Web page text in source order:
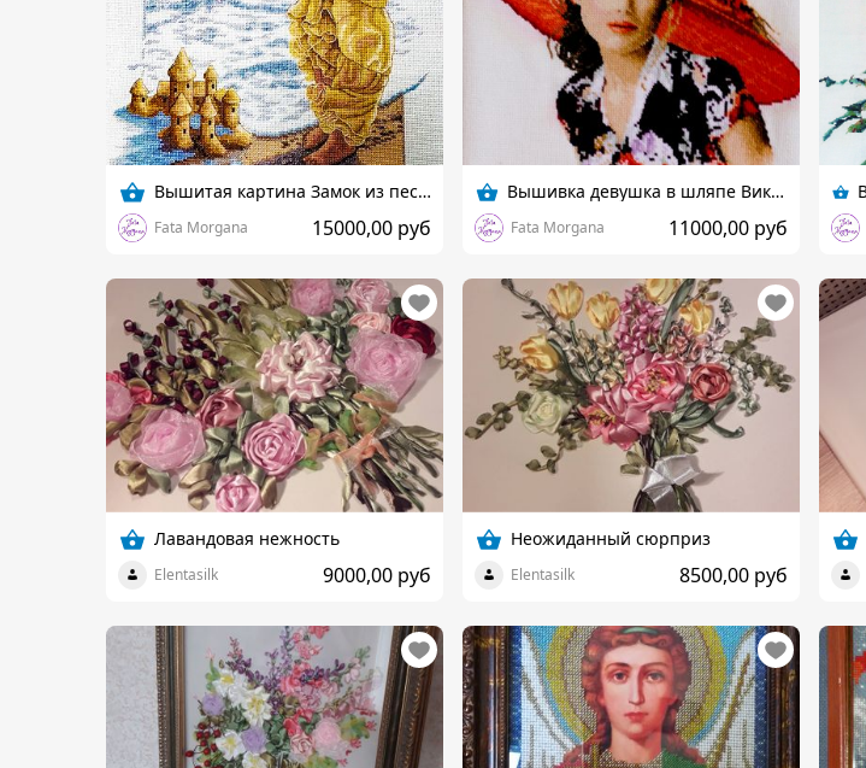
Вышитая картина Замок из песка
Fata Morgana 15000,00 руб
Вышивка девушка в шляпе Виктория
Fata Morgana 11000,00 руб
Лавандовая нежность
Elentasilk 9000,00 руб
Неожиданный сюрприз
Elentasilk 8500,00 руб